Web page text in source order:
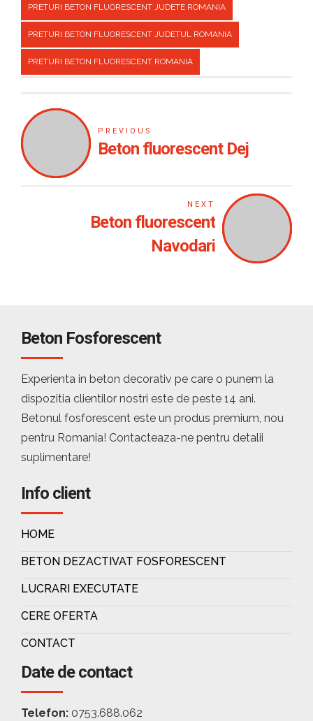
PRETURI BETON FLUORESCENT JUDETE ROMANIA
PRETURI BETON FLUORESCENT JUDETUL ROMANIA
PRETURI BETON FLUORESCENT ROMANIA
PREVIOUS
Beton fluorescent Dej
NEXT
Beton fluorescent
Navodari
Beton Fosforescent
Experienta in beton decorativ pe care o punem la
dispozitia clientilor nostri este de peste 14 ani.
Betonul fosforescent este un produs premium, nou
pentru Romania! Contacteaza-ne pentru detalii
suplimentare!
Info client
HOME
BETON DEZACTIVAT FOSFORESCENT
LUCRARI EXECUTATE
CERE OFERTA
CONTACT
Date de contact
Telefon: 0753.688.062